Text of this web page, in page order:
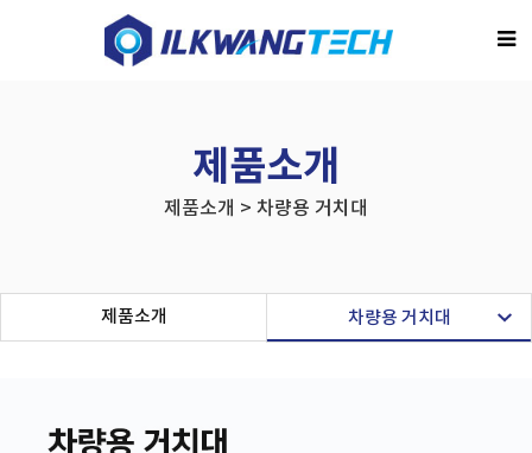
제품소개
제품소개 > 차량용 거치대
제품소개 차량용 거치대